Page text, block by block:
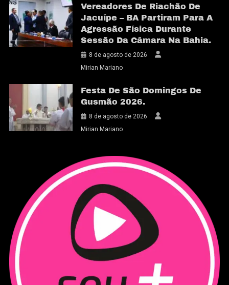
Vereadores De Riachão De
Jacuípe – BA Partiram Para A
Agressão Física Durante
Sessão Da Câmara Na Bahia.
8 de agosto de 2026
Mirian Mariano
Festa De São Domingos De
Gusmão 2026.
8 de agosto de 2026
Mirian Mariano